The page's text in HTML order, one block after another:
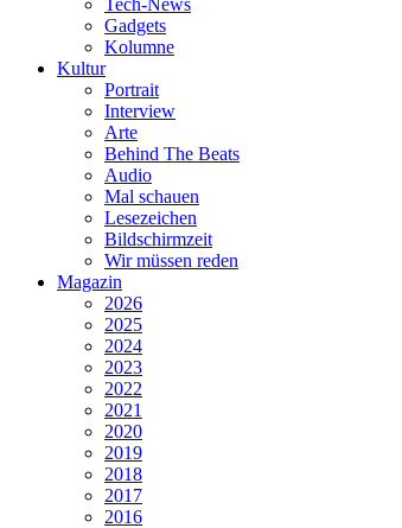
Tech-News
Gadgets
Kolumne
Kultur
Portrait
Interview
Arte
Behind The Beats
Audio
Mal schauen
Lesezeichen
Bildschirmzeit
Wir müssen reden
Magazin
2026
2025
2024
2023
2022
2021
2020
2019
2018
2017
2016